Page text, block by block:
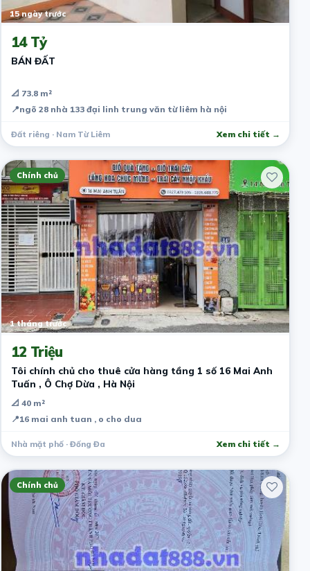
15 ngày trước
14 Tỷ
BÁN ĐẤT
📐 73.8 m²
📍ngõ 28 nhà 133 đại linh trung văn từ liêm hà nội
Đất riêng · Nam Từ Liêm Xem chi tiết →
Chính chủ
1 tháng trước
12 Triệu
Tôi chính chủ cho thuê cửa hàng tầng 1 số 16 Mai Anh
Tuấn , Ô Chợ Dừa , Hà Nội
📐 40 m²
📍16 mai anh tuan , o cho dua
Nhà mặt phố · Đống Đa Xem chi tiết →
Chính chủ